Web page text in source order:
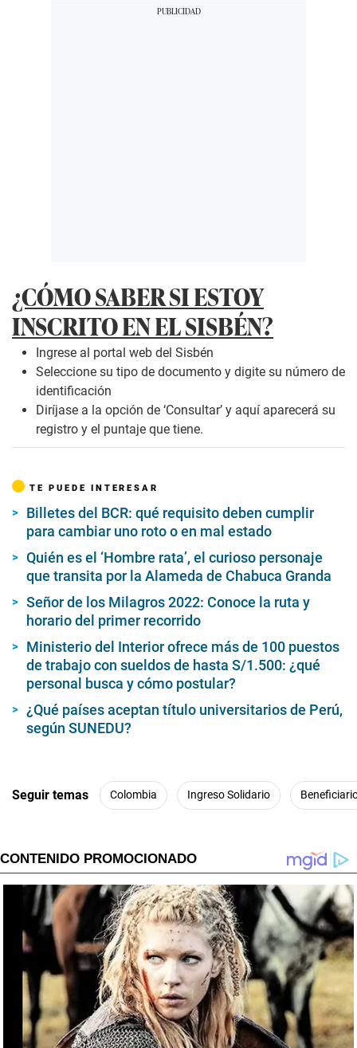
¿CÓMO SABER SI ESTOY
INSCRITO EN EL SISBÉN?
Ingrese al portal web del Sisbén
Seleccione su tipo de documento y digite su número de
identificación
Diríjase a la opción de ‘Consultar’ y aquí aparecerá su
registro y el puntaje que tiene.
TE PUEDE INTERESAR
Billetes del BCR: qué requisito deben cumplir
para cambiar uno roto o en mal estado
Quién es el ‘Hombre rata’, el curioso personaje
que transita por la Alameda de Chabuca Granda
Señor de los Milagros 2022: Conoce la ruta y
horario del primer recorrido
Ministerio del Interior ofrece más de 100 puestos
de trabajo con sueldos de hasta S/1.500: ¿qué
personal busca y cómo postular?
¿Qué países aceptan título universitarios de Perú,
según SUNEDU?
Seguir temas Colombia Ingreso Solidario